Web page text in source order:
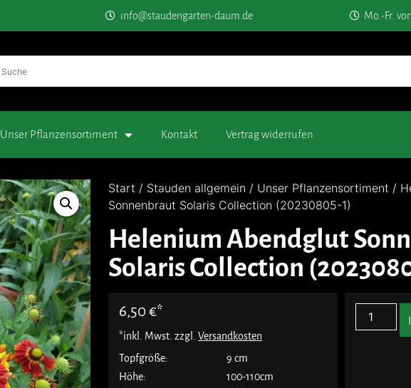
info@staudengarten-daum.de Mo.-Fr.
Unser Pflanzensortiment Kontakt Vertrag widerrufen
Start / Stauden allgemein / Unser Pflanzensortiment /
Sonnenbraut Solaris Collection (20230805-1)
Helenium Abendglut
Solaris Collection
6,50 €
*inkl. Mwst. zzgl. Versandkosten
Topfgröße:
9 cm
Höhe:
100-110cm